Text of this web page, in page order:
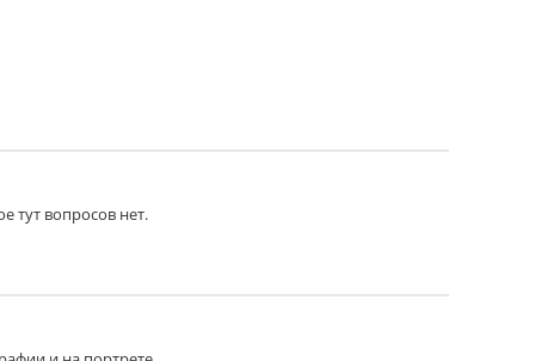
наклеивается распечатка на
тут вопросов нет.